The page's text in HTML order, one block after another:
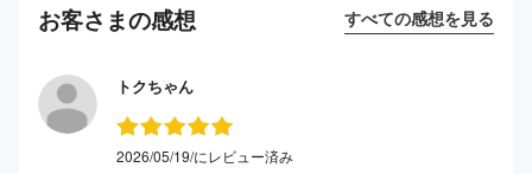
お客さまの感想 すべての感想を見る
トクちゃん
2026/05/19/にレビュー済み